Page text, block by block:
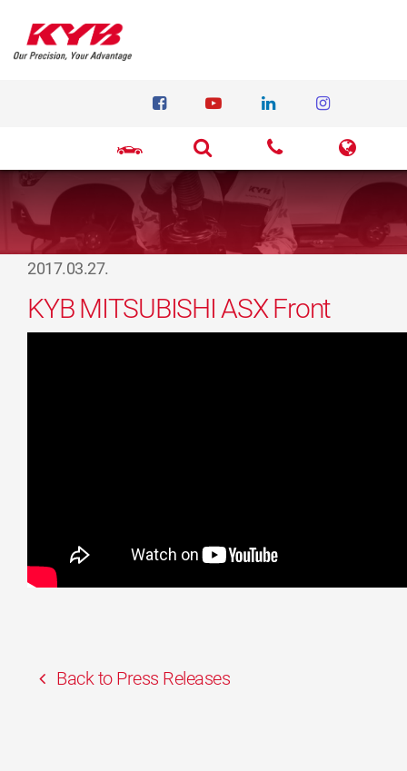
2017.03.27.
KYB MITSUBISHI ASX Front
Back to Press Releases